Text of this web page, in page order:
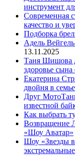
инструмент
Современная
качество и
Подборка
Адель
13.11.2025
Таня Шишова
здоровье
Екатерина
двойня в семье
Друг
известной
Как выбрать
Возвращение
«Шоу Аватар»
Шоу «Звезды